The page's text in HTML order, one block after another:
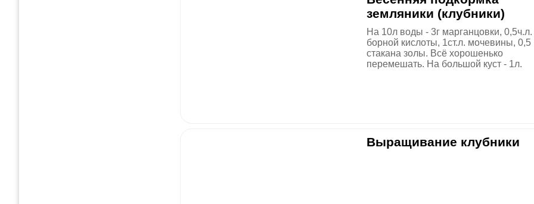
земляники (клубники)
На 10л воды - 3г марганцовки, 0,5ч.л.
борной кислоты, 1ст.л. мочевины, 0,5
стакана золы. Всё хорошенько
перемешать. На большой куст - 1л.
Выращивание клубники